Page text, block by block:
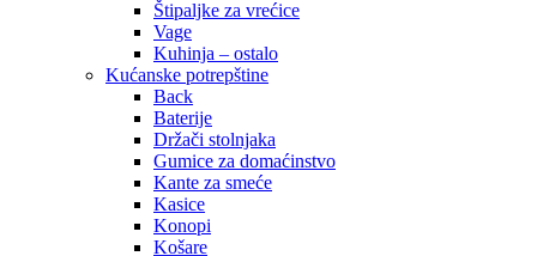
Štipaljke za vrećice
Vage
Kuhinja – ostalo
Kućanske potrepštine
Back
Baterije
Držači stolnjaka
Gumice za domaćinstvo
Kante za smeće
Kasice
Konopi
Košare